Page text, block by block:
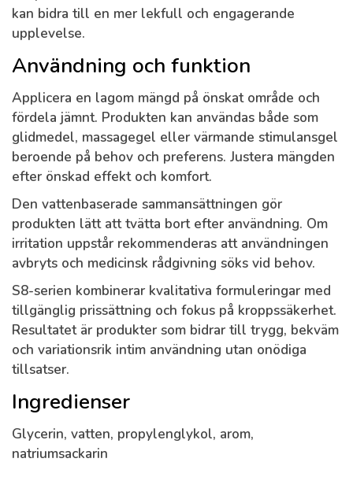
kan bidra till en mer lekfull och engagerande
upplevelse.
Användning och funktion
Applicera en lagom mängd på önskat område och
fördela jämnt. Produkten kan användas både som
glidmedel, massagegel eller värmande stimulansgel
beroende på behov och preferens. Justera mängden
efter önskad effekt och komfort.
Den vattenbaserade sammansättningen gör
produkten lätt att tvätta bort efter användning. Om
irritation uppstår rekommenderas att användningen
avbryts och medicinsk rådgivning söks vid behov.
S8-serien kombinerar kvalitativa formuleringar med
tillgänglig prissättning och fokus på kroppssäkerhet.
Resultatet är produkter som bidrar till trygg, bekväm
och variationsrik intim användning utan onödiga
tillsatser.
Ingredienser
Glycerin, vatten, propylenglykol, arom,
natriumsackarin